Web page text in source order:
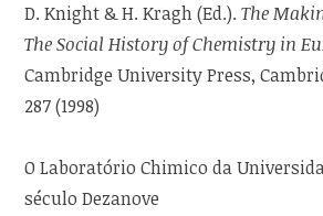
D. Knight & H. Kragh (Ed.).The
The Social History of Chemistry in
Cambridge University Press,
287 (1998)
O Laboratório Chimico da
século Dezanove